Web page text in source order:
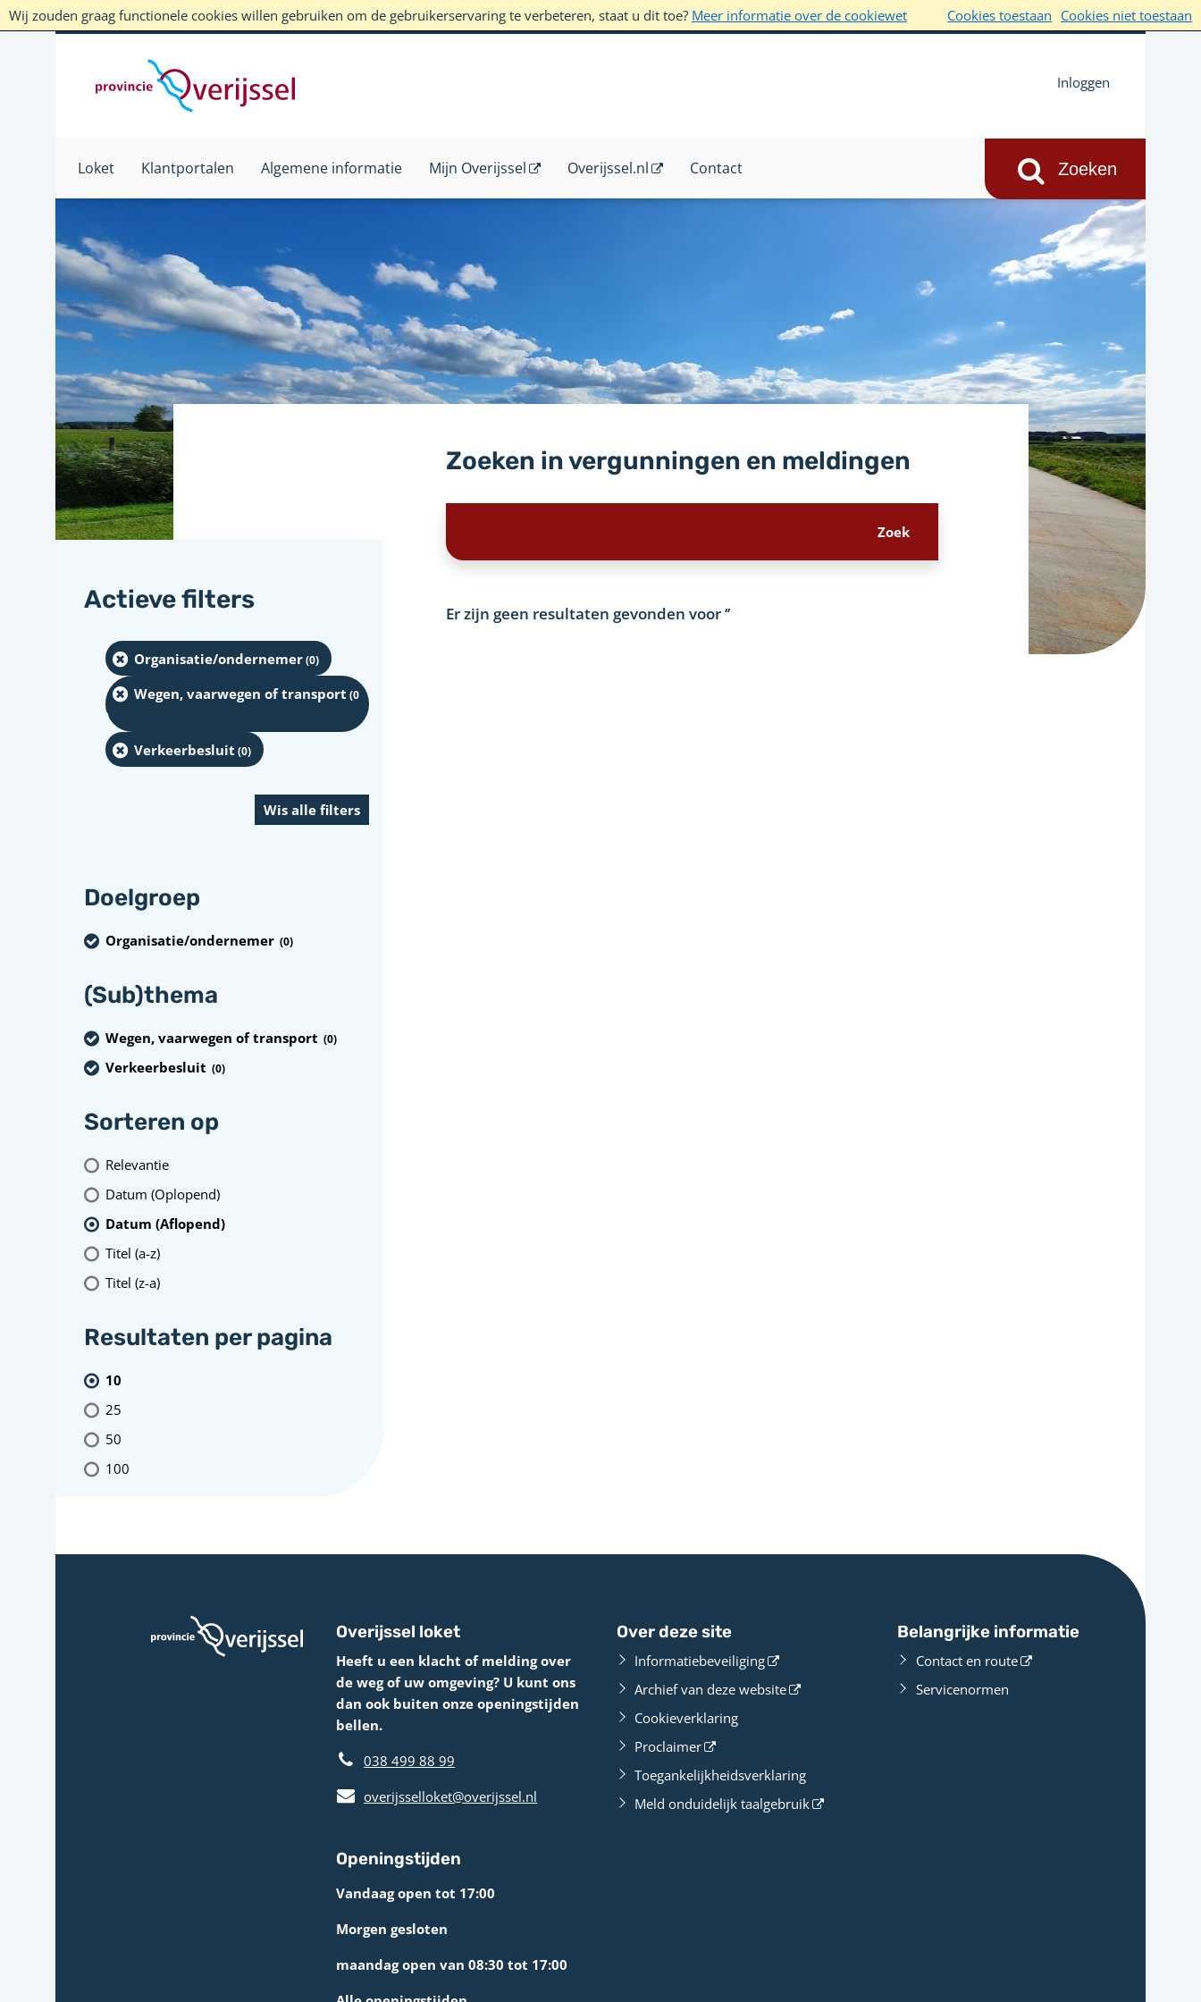
Wij zouden graag functionele cookies willen gebruiken om de gebruikerservaring te verbeteren, staat u dit toe? Meer informatie over de cookiewet Cookies toestaan Cookies niet toestaan
Inloggen
Loket Klantportalen Algemene informatie Mijn Overijssel Overijssel.nl Contact
Zoeken in vergunningen en meldingen
Er zijn geen resultaten gevonden voor‘’
Actieve filters
Organisatie/ondernemer(0)
Wegen, vaarwegen of transport (0
)
Verkeerbesluit (0)
Doelgroep
Organisatie/ondernemer (0)
(Sub)thema
Wegen, vaarwegen of transport (0)
Verkeerbesluit (0)
Sorteren op
Relevantie
Datum (Oplopend)
Datum (Aflopend)
Titel (a-z)
Titel (z-a)
Resultaten per pagina
10
25
50
100
Overijssel loket
Heeft u een klacht of melding over
de weg of uw omgeving? U kunt ons
dan ook buiten onze openingstijden
bellen.
038 499 88 99
overijsselloket@overijssel.nl
Openingstijden
Vandaag open tot 17:00
Morgen gesloten
maandag open van 08:30 tot 17:00
Over deze site
Informatiebeveiliging
Archief van deze website
Cookieverklaring
Proclaimer
Toegankelijkheidsverklaring
Meld onduidelijk taalgebruik
Belangrijke informatie
Contact en route
Servicenormen